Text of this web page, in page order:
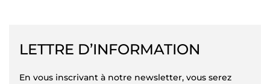
LETTRE D’INFORMATION
En vous inscrivant à notre newsletter, vous serez